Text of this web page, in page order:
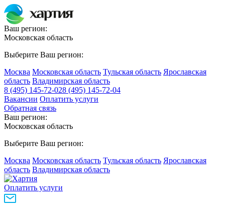
Ваш регион:
Московская область
Выберите Ваш регион:
Москва Московская область Тульская область Ярославская
область Владимирская область
8 (495) 145-72-028 (495) 145-72-04
Вакансии Оплатить услуги
Обратная связь
Ваш регион:
Московская область
Выберите Ваш регион:
Москва Московская область Тульская область Ярославская
область Владимирская область
Оплатить услуги